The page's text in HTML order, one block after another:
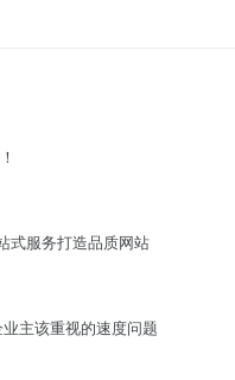
式服务打造品质网站
主该重视的速度问题